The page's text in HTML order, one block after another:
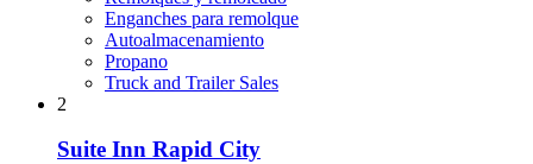
Enganches para remolque
Autoalmacenamiento
Propano
Truck and Trailer Sales
2
Suite Inn Rapid City